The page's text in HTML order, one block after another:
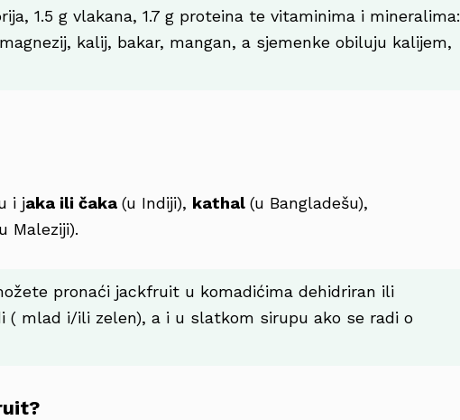
1.5 g vlakana, 1.7 g proteina te vitaminima i mineralima:
kalij, bakar, mangan, a sjemenke obiluju kalijem,
i jaka ili čaka (u Indiji), kathal (u Bangladešu),
Maleziji).
pronaći jackfruit u komadićima dehidriran ili
( mlad i/ili zelen), a i u slatkom sirupu ako se radi o